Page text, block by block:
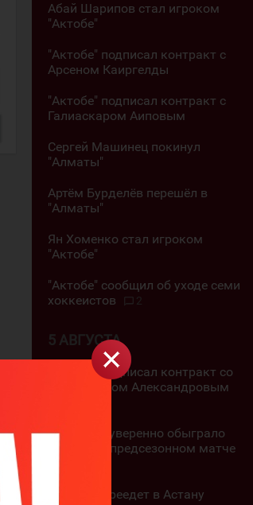
Абай Шарипов стал игроком
"Актобе"
"Актобе" подписал контракт с
Арсеном Каиргелды
"Актобе" подписал контракт с
Галиаскаром Аиповым
Сергей Машинец покинул
"Алматы"
Артём Бурделёв перешёл в
"Алматы"
Ян Хоменко стал игроком
"Актобе"
"Актобе" сообщил об уходе семи
хоккеистов
2
5 АВГУСТА
"Актобе" подписал контракт со
Станиславом Александровым
"Торпедо" уверенно обыграло
"Номад" в предсезонном матче
"Арлан" переедет в Астану